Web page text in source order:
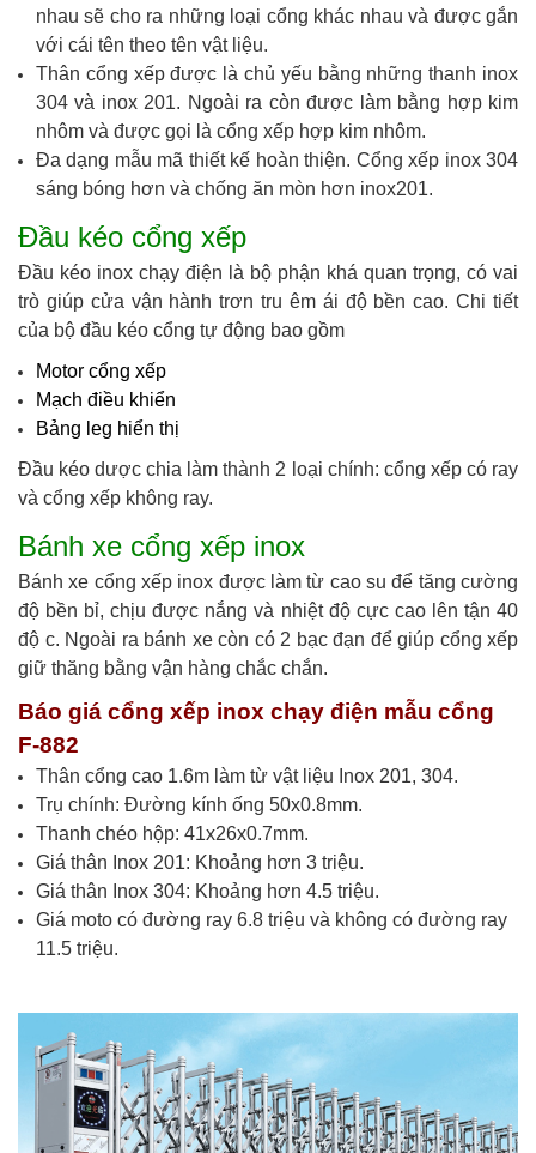
nhau sẽ cho ra những loại cổng khác nhau và được gắn
với cái tên theo tên vật liệu.
Thân cổng xếp được là chủ yếu bằng những thanh inox
304 và inox 201. Ngoài ra còn được làm bằng hợp kim
nhôm và được gọi là cổng xếp hợp kim nhôm.
Đa dạng mẫu mã thiết kế hoàn thiện. Cổng xếp inox 304
sáng bóng hơn và chống ăn mòn hơn inox201.
Đầu kéo cổng xếp
Đầu kéo inox chạy điện là bộ phận khá quan trọng, có vai
trò giúp cửa vận hành trơn tru êm ái độ bền cao. Chi tiết
của bộ đầu kéo cổng tự động bao gồm
Motor cổng xếp
Mạch điều khiển
Bảng leg hiển thị
Đầu kéo dược chia làm thành 2 loại chính: cổng xếp có ray
và cổng xếp không ray.
Bánh xe cổng xếp inox
Bánh xe cổng xếp inox được làm từ cao su để tăng cường
độ bền bỉ, chịu được nắng và nhiệt độ cực cao lên tận 40
độ c. Ngoài ra bánh xe còn có 2 bạc đạn để giúp cổng xếp
giữ thăng bằng vận hàng chắc chắn.
Báo giá cổng xếp inox chạy điện mẫu cổng
F-882
Thân cổng cao 1.6m làm từ vật liệu Inox 201, 304.
Trụ chính: Đường kính ống 50x0.8mm.
Thanh chéo hộp: 41x26x0.7mm.
Giá thân Inox 201: Khoảng hơn 3 triệu.
Giá thân Inox 304: Khoảng hơn 4.5 triệu.
Giá moto có đường ray 6.8 triệu và không có đường ray
11.5 triệu.